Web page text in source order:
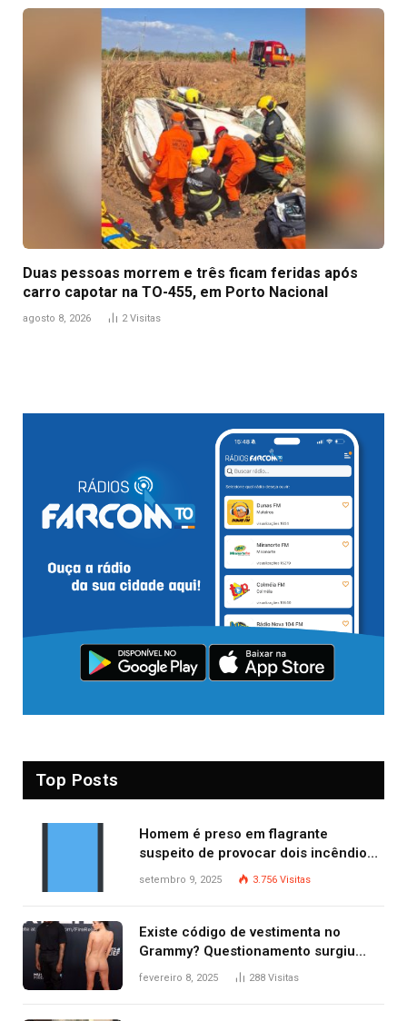
Duas pessoas morrem e três ficam feridas após
carro capotar na TO-455, em Porto Nacional
agosto 8, 2026 2Visitas
Top Posts
Homem é preso em flagrante
suspeito de provocar dois incêndios
criminosos no mesmo dia
setembro 9, 2025 3.756 Visitas
Existe código de vestimenta no
Grammy? Questionamento surgiu
após Bianca Censori, mulher de
fevereiro 8, 2025 288 Visitas